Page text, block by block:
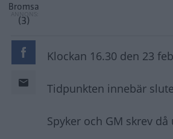
Bromsa
(3)
Klockan 16.30 den 23
Tidpunkten innebär
Spyker och GM skrev